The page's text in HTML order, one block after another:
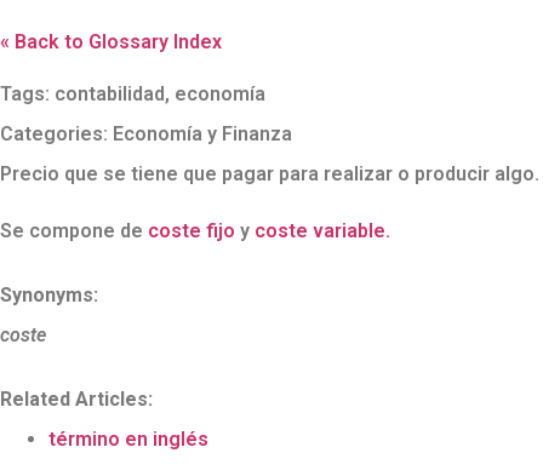
« Back to Glossary Index
Tags: contabilidad, economía
Categories: Economía y Finanza
Precio que se tiene que pagar para realizar o producir algo.
Se compone de coste fijo y coste variable.
Synonyms:
coste
Related Articles:
término en inglés